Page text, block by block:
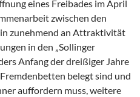
eines Freibades im April
zwischen den
zunehmend an Attraktivität
in den „Sollinger
Anfang der dreißiger Jahre
belegt sind und
auffordern muss, weitere